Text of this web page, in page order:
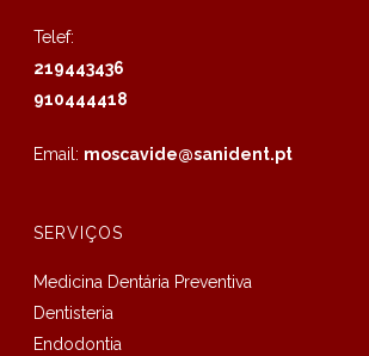
Telef:
219443436
910444418
Email: moscavide@sanident.pt
SERVIÇOS
Medicina Dentária Preventiva
Dentisteria
Endodontia